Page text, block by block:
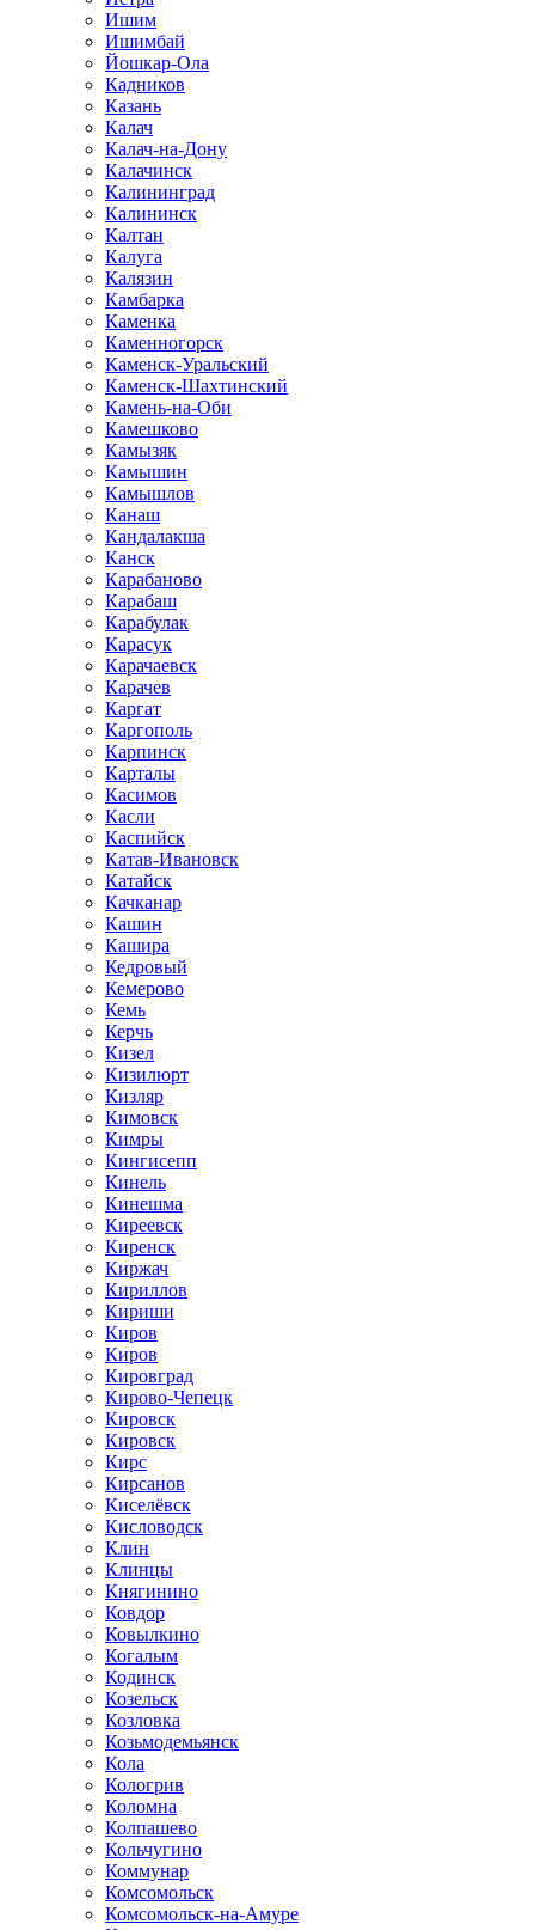
Ишим
Ишимбай
Йошкар-Ола
Кадников
Казань
Калач
Калач-на-Дону
Калачинск
Калининград
Калининск
Калтан
Калуга
Калязин
Камбарка
Каменка
Каменногорск
Каменск-Уральский
Каменск-Шахтинский
Камень-на-Оби
Камешково
Камызяк
Камышин
Камышлов
Канаш
Кандалакша
Канск
Карабаново
Карабаш
Карабулак
Карасук
Карачаевск
Карачев
Каргат
Каргополь
Карпинск
Карталы
Касимов
Касли
Каспийск
Катав-Ивановск
Катайск
Качканар
Кашин
Кашира
Кедровый
Кемерово
Кемь
Керчь
Кизел
Кизилюрт
Кизляр
Кимовск
Кимры
Кингисепп
Кинель
Кинешма
Киреевск
Киренск
Киржач
Кириллов
Кириши
Киров
Киров
Кировград
Кирово-Чепецк
Кировск
Кировск
Кирс
Кирсанов
Киселёвск
Кисловодск
Клин
Клинцы
Княгинино
Ковдор
Ковылкино
Когалым
Кодинск
Козельск
Козловка
Козьмодемьянск
Кола
Кологрив
Коломна
Колпашево
Кольчугино
Коммунар
Комсомольск
Комсомольск-на-Амуре